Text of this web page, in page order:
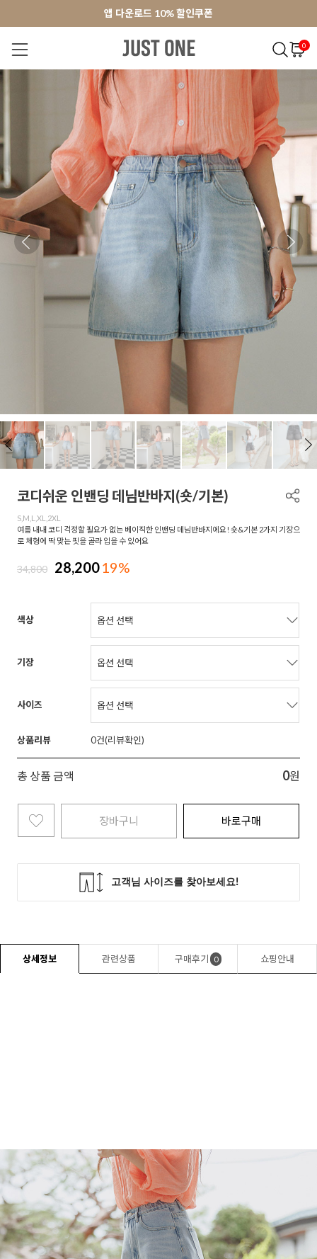
앱 다운로드 10% 할인쿠폰
회원가입 쿠폰 3000원
앱 다운로드 10% 할인쿠폰
회원가입 쿠폰 3000원
0
BEST 오늘출발 MADE . J
코디쉬운 인밴딩 데님반바지(숏/기본)
S,M,L,XL,2XL
여름 내내 코디 걱정할 필요가 없는 베이직한 인밴딩 데님반바지에요! 숏&기본 2가지 기장으
로 체형에 딱 맞는 핏을 골라 입을 수 있어요
34,800 28,20019%
색상
기장
사이즈
상품리뷰 0
총 상품 금액 0원
장바구니 바로구매
상세정보 관련상품 구매후기 0 쇼핑안내